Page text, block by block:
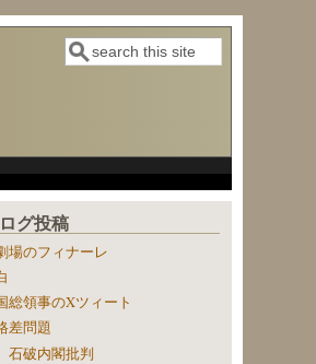
検索フォーム
検索
グ投稿
場のフィナーレ
総領事のXツィート
差問題
石破内閣批判